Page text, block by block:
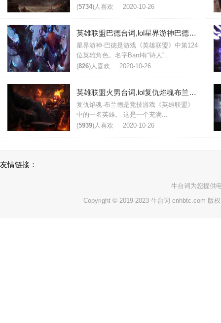
(5734)人喜欢 2020-10-26
英雄联盟巴德台词,lol星界游神巴德台词大全
星界游神·巴德是游戏《英雄联盟》中第124
位英雄角色。名字Bard有“诗人”...
(826)人喜欢 2020-10-26
英雄联盟火男台词,lol复仇焰魂布兰德台词大全
复仇焰魂·布兰德是竞技游戏《英雄联盟》
中的一名英雄。 这是一个充满...
(5939)人喜欢 2020-10-26
友情链接：
牛台词 为您提供
Copyright © 2019-2023 牛台词 cnhbtc.com 版